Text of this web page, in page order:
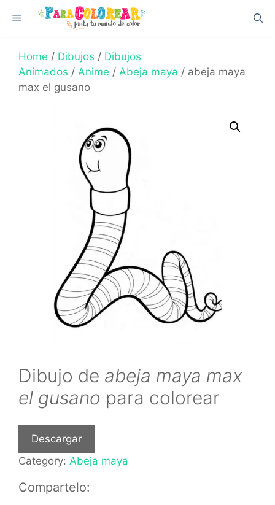
content
Menu
Home / Dibujos / Dibujos
Animados / Anime / Abeja maya / abeja maya
max el gusano
Dibujo de abeja maya max
el gusano para colorear
Descargar
Category: Abeja maya
Compartelo: